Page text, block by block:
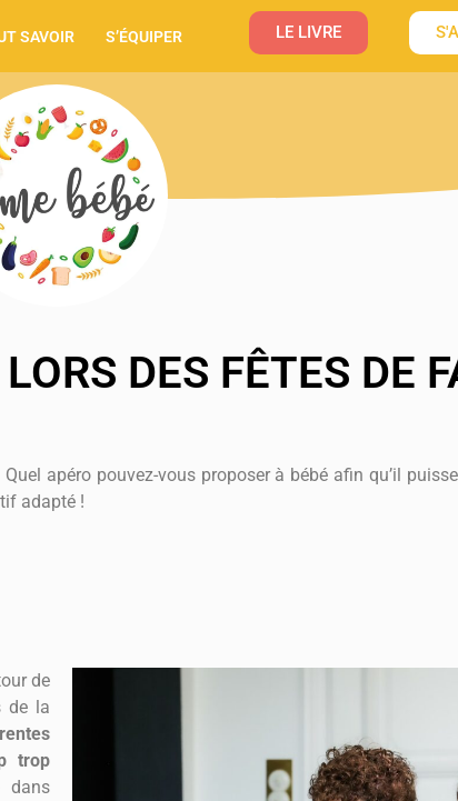
SAVOIR S’ÉQUIPER LE LIVRE
DES FÊTES DE
apéro pouvez-vous proposer à bébé afin qu’il
adapté !
de
de la
trop
dans